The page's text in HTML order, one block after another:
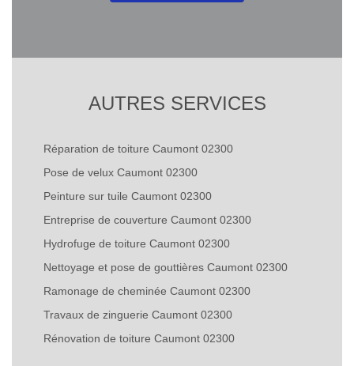
AUTRES SERVICES
Réparation de toiture Caumont 02300
Pose de velux Caumont 02300
Peinture sur tuile Caumont 02300
Entreprise de couverture Caumont 02300
Hydrofuge de toiture Caumont 02300
Nettoyage et pose de gouttières Caumont 02300
Ramonage de cheminée Caumont 02300
Travaux de zinguerie Caumont 02300
Rénovation de toiture Caumont 02300